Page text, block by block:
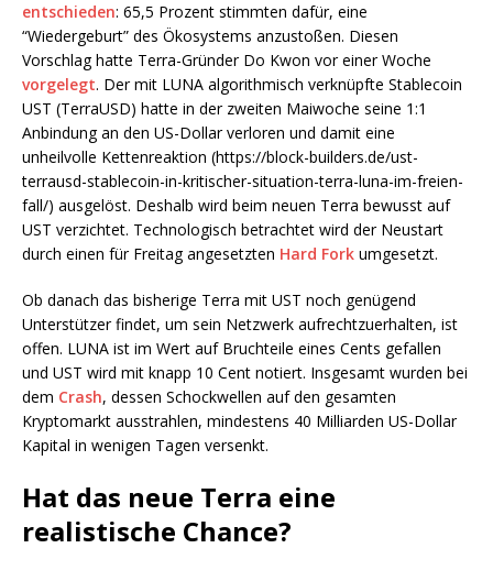
entschieden: 65,5 Prozent stimmten dafür, eine
“Wiedergeburt” des Ökosystems anzustoßen. Diesen
Vorschlag hatte Terra-Gründer Do Kwon vor einer Woche
vorgelegt. Der mit LUNA algorithmisch verknüpfte Stablecoin
UST (TerraUSD) hatte in der zweiten Maiwoche seine 1:1
Anbindung an den US-Dollar verloren und damit eine
unheilvolle Kettenreaktion (https://block-builders.de/ust-
terrausd-stablecoin-in-kritischer-situation-terra-luna-im-freien-
fall/) ausgelöst. Deshalb wird beim neuen Terra bewusst auf
UST verzichtet. Technologisch betrachtet wird der Neustart
durch einen für Freitag angesetzten Hard Fork umgesetzt.
Ob danach das bisherige Terra mit UST noch genügend
Unterstützer findet, um sein Netzwerk aufrechtzuerhalten, ist
offen. LUNA ist im Wert auf Bruchteile eines Cents gefallen
und UST wird mit knapp 10 Cent notiert. Insgesamt wurden bei
dem Crash, dessen Schockwellen auf den gesamten
Kryptomarkt ausstrahlen, mindestens 40 Milliarden US-Dollar
Kapital in wenigen Tagen versenkt.
Hat das neue Terra eine
realistische Chance?